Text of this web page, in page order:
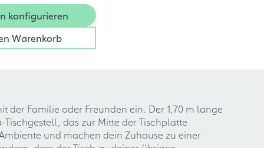
konfigurieren
Warenkorb
Familie oder Freunden ein. Der 1,70 m lange
das zur Mitte der Tischplatte
und machen dein Zuhause zu einer